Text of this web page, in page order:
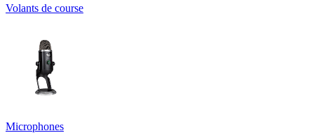
Volants de course
Microphones